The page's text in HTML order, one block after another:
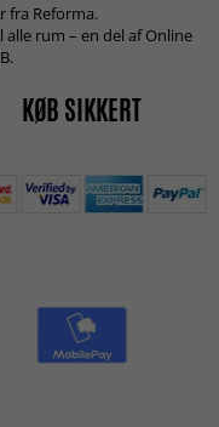
fra Reforma.
rum – en del af Online
KØB SIKKERT